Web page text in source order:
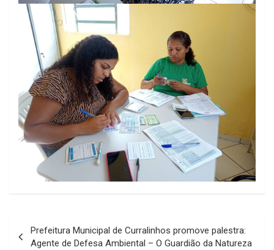
de
Prefeitura Municipal de Curralinhos promove palestra:
Agente de Defesa Ambiental – O Guardião da Natureza